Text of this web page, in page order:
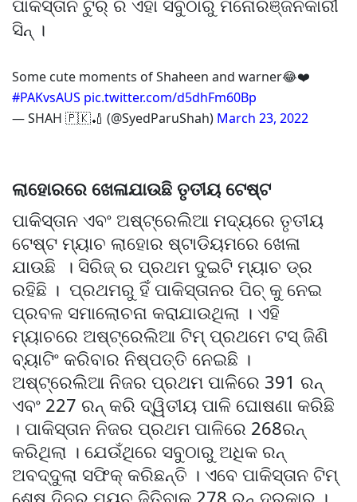
ପାକିସ୍ତାନ ଟୁର୍ ର ଏହା ସବୁଠାରୁ ମନୋରଞ୍ଜନକାରୀ
ସିନ୍ ।
Some cute moments of Shaheen and warner😂❤️
#PAKvsAUS pic.twitter.com/d5dhFm60Bp
— SHAH 🇵🇰🏏 (@SyedParuShah) March 23, 2022
ଲାହୋରରେ ଖେଳାଯାଉଛି ତୃତୀୟ ଟେଷ୍ଟ
ପାକିସ୍ତାନ ଏବଂ ଅଷ୍ଟ୍ରେଲିଆ ମଦ୍ୟରେ ତୃତୀୟ
ଟେଷ୍ଟ ମ୍ୟାଚ ଲାହୋର ଷ୍ଟାଡିୟମରେ ଖେଳା
ଯାଉଛି । ସିରିଜ୍ ର ପ୍ରଥମ ଦୁଇଟି ମ୍ୟାଚ ଡ୍ର
ରହିଛି । ପ୍ରଥମରୁ ହିଁ ପାକିସ୍ତାନର ପିଚ୍ କୁ ନେଇ
ପ୍ରବଳ ସମାଲୋଚନା କରାଯାଉଥିଲା । ଏହି
ମ୍ୟାଚରେ ଅଷ୍ଟ୍ରେଲିଆ ଟିମ୍ ପ୍ରଥମେ ଟସ୍ ଜିଣି
ବ୍ୟାଟିଂ କରିବାର ନିଷ୍ପତ୍ତି ନେଇଛି ।
ଅଷ୍ଟ୍ରେଲିଆ ନିଜର ପ୍ରଥମ ପାଳିରେ 391 ରନ୍
ଏବଂ 227 ରନ୍ କରି ଦ୍ୱିତୀୟ ପାଳି ଘୋଷଣା କରିଛି
। ପାକିସ୍ତାନ ନିଜର ପ୍ରଥମ ପାଳିରେ 268ରନ୍
କରିଥିଲା । ଯେଉଁଥିରେ ସବୁଠାରୁ ଅଧିକ ରନ୍
ଅବଦ୍ଦୁଲା ସଫିକ୍ କରିଛନ୍ତି । ଏବେ ପାକିସ୍ତାନ ଟିମ୍
ଶେଷ ଦିନର ମ୍ୟଚ ଜିତିବାକୁ 278 ରନ୍ ଦରକାର ।